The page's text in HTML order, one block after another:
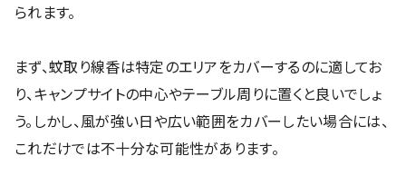
られます。
まず、蚊取り線香は特定のエリアをカバーするのに適してお
り、キャンプサイトの中心やテーブル周りに置くと良いでしょ
う。しかし、風が強い日や広い範囲をカバーしたい場合には、
これだけでは不十分な可能性があります。